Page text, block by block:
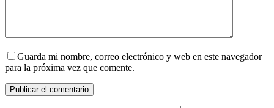
Guarda mi nombre, correo electrónico y web en este navegador
para la próxima vez que comente.
Publicar el comentario